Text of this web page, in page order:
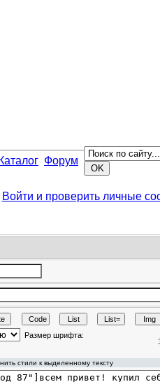
Форум
Войти и проверить личные
Размер шрифта: